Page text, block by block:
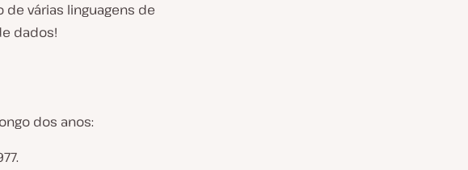
várias linguagens de
dados!
dos anos: